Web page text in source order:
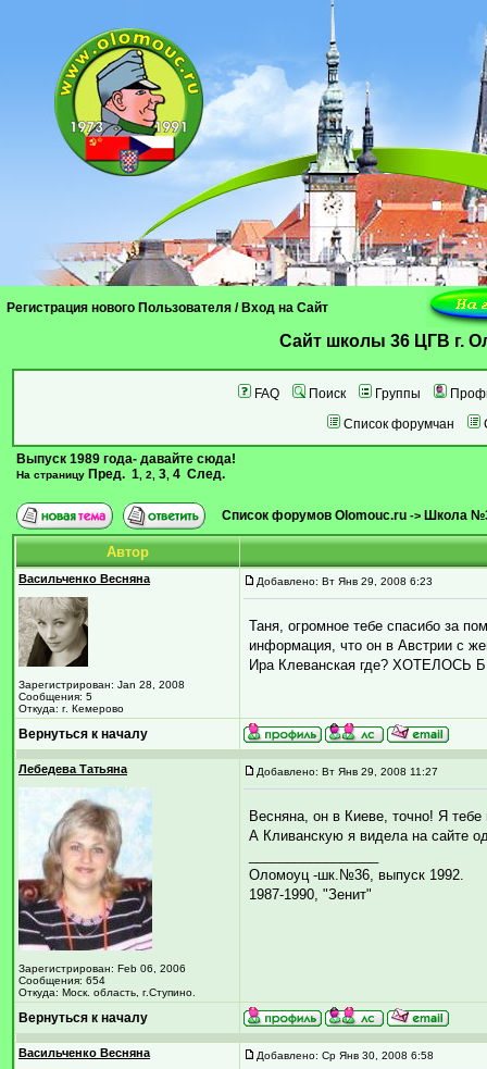
Регистрация нового Пользователя / Вход на Сайт
Cайт школы 36 ЦГВ г.
FAQ Поиск Группы
Список форумчан
Выпуск 1989 года- давайте сюда!
На страницу Пред. 1 2 3 4 След.
Список форумов Olomouc.ru -> Школа
Автор
Васильченко Весняна
Зарегистрирован: Jan 28, 2008
Сообщения: 5
Откуда: г. Кемерово
Добавлено: Вт Янв 29, 2008 6:23
Таня, огромное тебе спасибо за
информация, что он в Австрии с
Ира Клеванская где?
Вернуться к началу
Лебедева Татьяна
Зарегистрирован: Feb 06, 2006
Сообщения: 654
Откуда: Моск. область, г.Ступино.
Добавлено: Вт Янв 29, 2008 11:27
Весняна, он в Киеве, точно! Я
А Кливанскую я видела на сайте
Оломоуц -шк.№36, выпуск 1992.
1987-1990, "Зенит"
Вернуться к началу
Васильченко Весняна Добавлено: Ср Янв 30, 2008 6:58